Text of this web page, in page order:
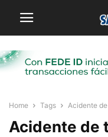
Home Tags Acidente
Acidente de